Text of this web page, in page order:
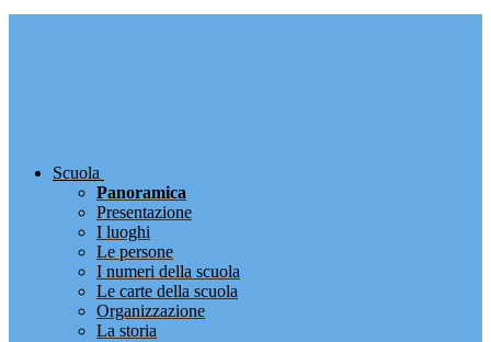
Scuola
Panoramica
Presentazione
I luoghi
Le persone
I numeri della scuola
Le carte della scuola
Organizzazione
La storia